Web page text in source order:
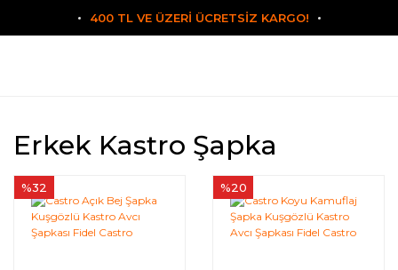
400 TL VE ÜZERİ ÜCRETSİZ KARGO!
Erkek Kastro Şapka
%32 %20